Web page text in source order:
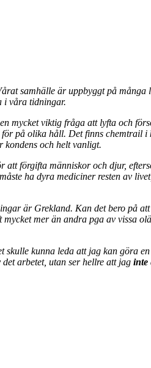
samhälle är uppbyggt på många
i våra tidningar.
mycket viktig fråga att lyfta och
på olika håll. Det finns chemtrail i
kondens och helt vanligt.
förgifta människor och djur,
ha dyra mediciner resten av
är Grekland. Kan det bero på
mer än andra pga av vissa
kunna leda att jag kan göra
arbetet, utan ser hellre att jag inte